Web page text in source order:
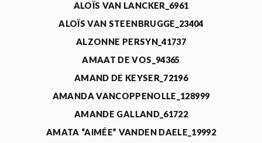
ALOÏS VAN LANCKER_6961
ALOÏS VAN STEENBRUGGE_23404
ALZONNE PERSYN_41737
AMAAT DE VOS_94365
AMAND DE KEYSER_72196
AMANDA VANCOPPENOLLE_128999
AMANDE GALLAND_61722
AMATA “AIMÉE” VANDEN DAELE_19992